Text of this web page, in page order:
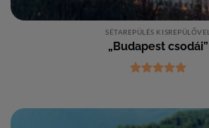
SÉTAREPÜLÉS KISREPÜLŐVEL
„Budapest csodái”